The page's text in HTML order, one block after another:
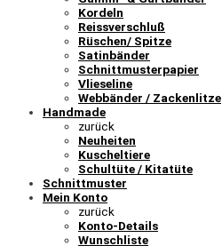
Kordeln
Reissverschluß
Rüschen/ Spitze
Satinbänder
Schnittmusterpapier
Vlieseline
Webbänder / Zackenlitze
Handmade
zurück
Neuheiten
Kuscheltiere
Schultüte / Kitatüte
Schnittmuster
Mein Konto
zurück
Konto-Details
Wunschliste